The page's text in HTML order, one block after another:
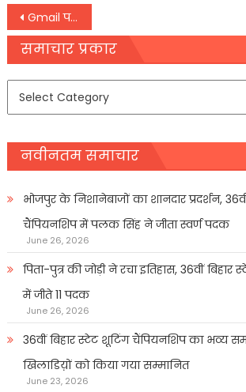
Post
navigation
Gmail पर भेजें सीक्रेट मैसेज, किसी को नहीं चलेगा मालूम, यहां जानें कैसे?
समाचार प्रकार
नवीनतम समाचार
भोजपुर के निशानेबाजों का शानदार प्रदर्शन,
चैंपियनशिप में पलक सिंह ने जीता स्वर्ण पदक
June 26, 2026
पिता-पुत्र की जोड़ी ने रचा इतिहास, 36वीं
में जीते 11 पदक
June 26, 2026
36वीं बिहार स्टेट शूटिंग चैंपियनशिप का भव्य
खिलाडिय़ों को किया गया सम्मानित
June 23, 2026